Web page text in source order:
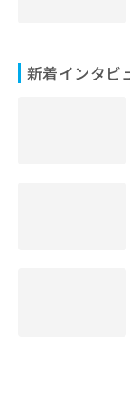
新着インタビ